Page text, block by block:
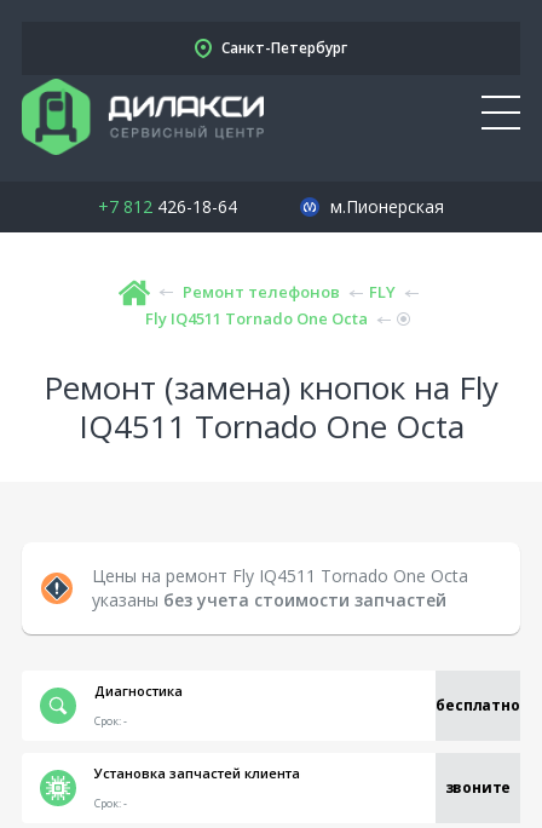
Санкт-Петербург
+7 812426-18-64 м.Пионерская
Ремонт телефонов
FLY
Fly IQ4511 Tornado One Octa
Ремонт (замена) кнопок на Fly
IQ4511 Tornado One Octa
Цены на ремонт Fly IQ4511 Tornado One Octa
указаны без учета стоимости запчастей
Диагностика
бесплатно
Срок:-
Установка запчастей клиента
звоните
Срок:-